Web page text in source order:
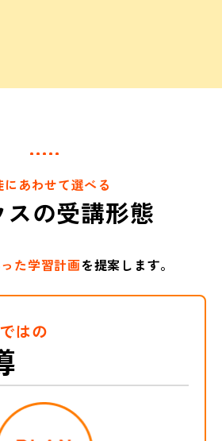
にあわせて選べる
スの受講形態
た学習計画を提案します。
はの